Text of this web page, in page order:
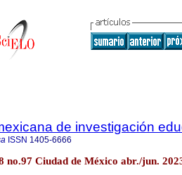
de investigación
ISSN 1405-6666
no.97 Ciudad de México abr./jun.